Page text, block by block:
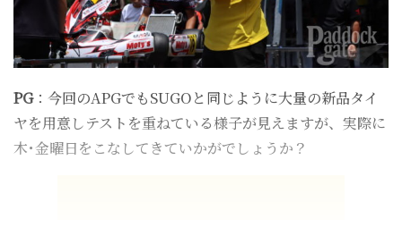
PG：今回のAPGでもSUGOと同じように大量の新品タイ
ヤを用意しテストを重ねている様子が見えますが、実際に
木･金曜日をこなしてきていかがでしょうか？